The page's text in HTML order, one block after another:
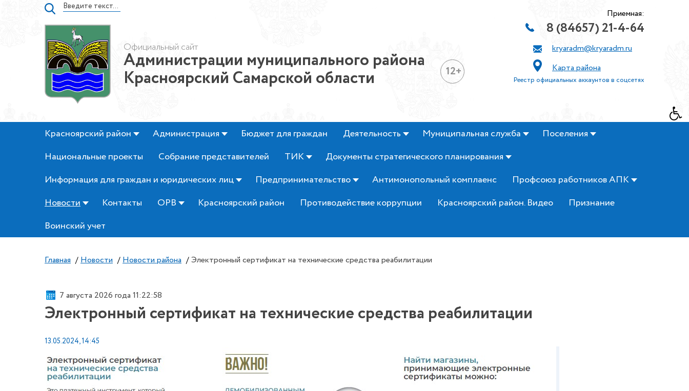
Официальный сайт
Администрации муниципального района
Красноярский Самарской области 12+
Приемная:
8 (84657) 21-4-64
kryaradm@kryaradm.ru
Карта района
Реестр официальных аккаунтов в соцсетях
Красноярский район Администрация Бюджет для граждан Деятельность Муниципальная служба
Поселения
Национальные проекты
Собрание представителей ТИК
Документы стратегического планирования
Информация для граждан и юридических лиц
Предпринимательство Антимонопольный комплаенс
Профсоюз работников АПК
Новости
Контакты ОРВ Красноярский район Противодействие коррупции Красноярский район. Видео
Признание
Воинский учет
Главная / Новости / Новости района / Электронный сертификат на технические средства реабилитации
7 августа 2026 года 11:22:59
Электронный сертификат на технические средства реабилитации
13.05.2024, 14:45